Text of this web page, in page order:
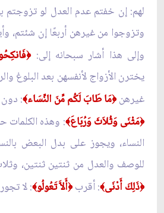
لهم: إن خفتم عدم العدل لو تزوجتم
وتزوجوا من غيرهن أربعًا إن شئتم،
وإلى هذا أشار سبحانه إلى:﴿
يخترن الأزواج لأنفسهن بعد البلوغ
غيرهن﴿مَا طَابَ لَكُم مِّنَ النِّسَاء﴾: دون
﴿مَثْنَى وَثُلاَثَ وَرُبَاعَ﴾: وهذه الكلمات
النساء، ويجوز على بدل البعض
للوصف والعدل من ثنتين ثنتين،
﴿ذَلِكَ أَدْنَى﴾: أقرب﴿أَلاَّ تَعُولُو﴾: لا